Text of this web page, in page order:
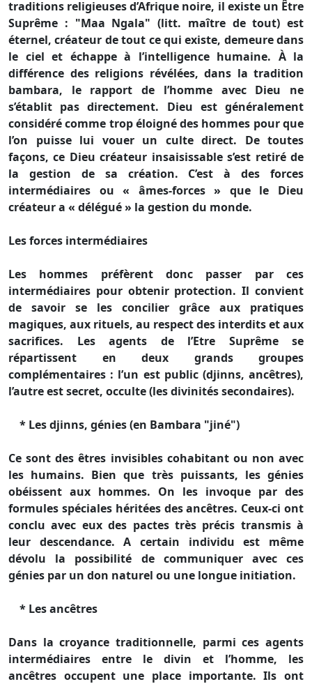
traditions religieuses d’Afrique noire, il existe un Être
Suprême : "Maa Ngala" (litt. maître de tout) est
éternel, créateur de tout ce qui existe, demeure dans
le ciel et échappe à l’intelligence humaine. À la
différence des religions révélées, dans la tradition
bambara, le rapport de l’homme avec Dieu ne
s’établit pas directement. Dieu est généralement
considéré comme trop éloigné des hommes pour que
l’on puisse lui vouer un culte direct. De toutes
façons, ce Dieu créateur insaisissable s’est retiré de
la gestion de sa création. C’est à des forces
intermédiaires ou « âmes-forces » que le Dieu
créateur a « délégué » la gestion du monde.
Les forces intermédiaires
Les hommes préfèrent donc passer par ces
intermédiaires pour obtenir protection. Il convient
de savoir se les concilier grâce aux pratiques
magiques, aux rituels, au respect des interdits et aux
sacrifices. Les agents de l’Etre Suprême se
répartissent en deux grands groupes
complémentaires : l’un est public (djinns, ancêtres),
l’autre est secret, occulte (les divinités secondaires).
* Les djinns, génies (en Bambara "jiné")
Ce sont des êtres invisibles cohabitant ou non avec
les humains. Bien que très puissants, les génies
obéissent aux hommes. On les invoque par des
formules spéciales héritées des ancêtres. Ceux-ci ont
conclu avec eux des pactes très précis transmis à
leur descendance. A certain individu est même
dévolu la possibilité de communiquer avec ces
génies par un don naturel ou une longue initiation.
* Les ancêtres
Dans la croyance traditionnelle, parmi ces agents
intermédiaires entre le divin et l’homme, les
ancêtres occupent une place importante. Ils ont